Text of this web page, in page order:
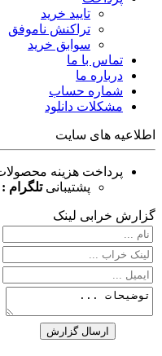
تایید خرید
تراکنش ناموفق
سوابق خرید
تماس با ما
درباره ما
شماره حساب
مشکلات دانلود
اطلاعیه های سایت
پرداخت هزینه
پشتیبانی تلگرام :
گزارش خرابی لینک